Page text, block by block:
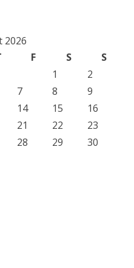
2026
F S
S
1
2
7 8
9
14 15
16
21 22
23
28 29
30